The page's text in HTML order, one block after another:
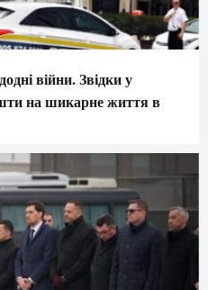
війни. Звідки у
на шикарне життя в